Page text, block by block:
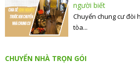
người biết
Chuyển chung cư đòi
tòa...
CHUYỂN NHÀ TRỌN GÓI